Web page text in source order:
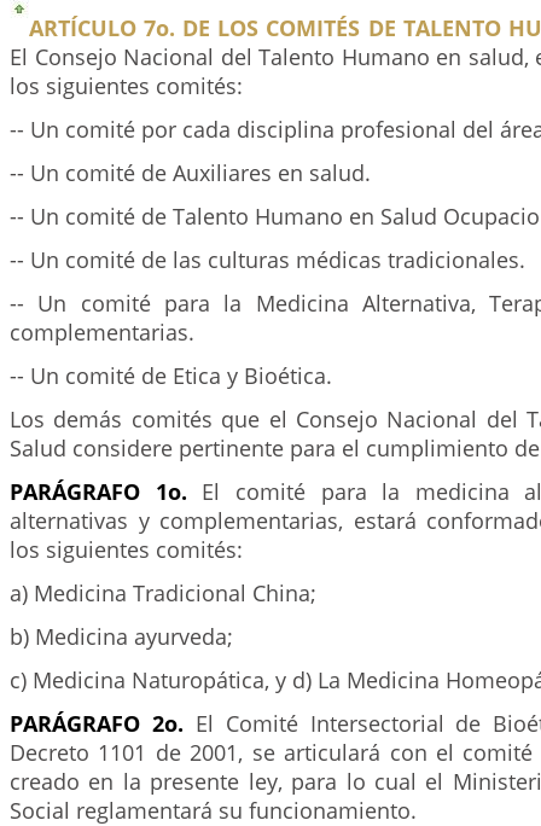
ARTÍCULO 7o. DE LOS COMITÉS DE TALENTO
El Consejo Nacional del Talento Humano en salud,
los siguientes comités:
-- Un comité por cada disciplina profesional del
-- Un comité de Auxiliares en salud.
-- Un comité de Talento Humano en Salud
-- Un comité de las culturas médicas tradicionales.
-- Un comité para la Medicina Alternativa,
complementarias.
-- Un comité de Etica y Bioética.
Los demás comités que el Consejo Nacional del
Salud considere pertinente para el cumplimiento
PARÁGRAFO 1o. El comité para la medicina
alternativas y complementarias, estará
los siguientes comités:
a) Medicina Tradicional China;
b) Medicina ayurveda;
c) Medicina Naturopática, y d) La Medicina
PARÁGRAFO 2o. El Comité Intersectorial de
Decreto 1101 de 2001, se articulará con el
creado en la presente ley, para lo cual el
Social reglamentará su funcionamiento.